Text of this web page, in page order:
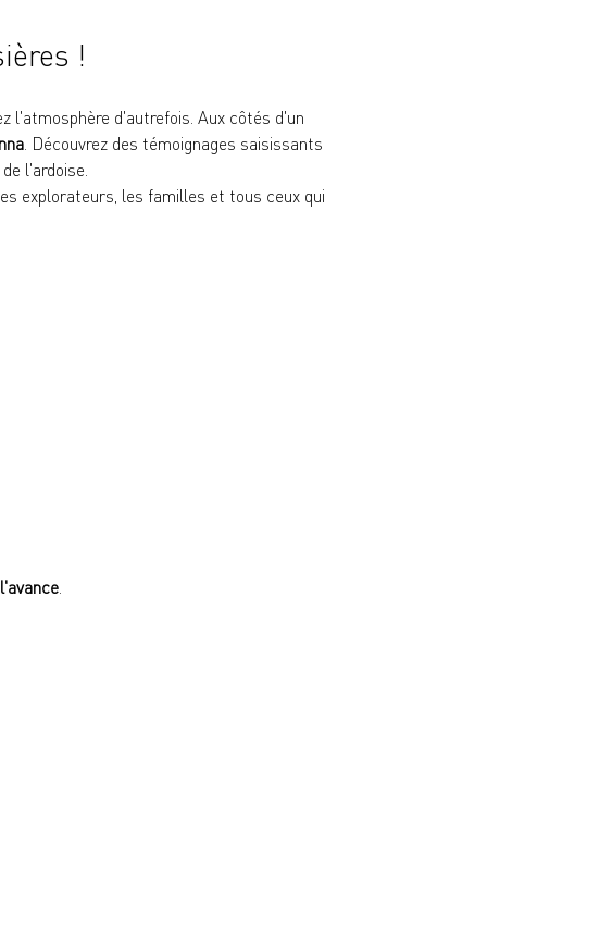
!
l'atmosphère d'autrefois. Aux côtés d'un
. Découvrez des témoignages saisissants
l'ardoise.
explorateurs, les familles et tous ceux qui
.